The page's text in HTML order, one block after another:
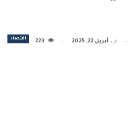
اقتصاد في أبريل 22, 2025 223